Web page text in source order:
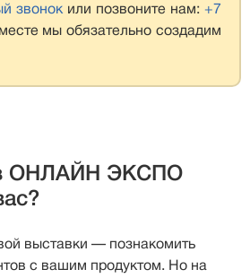
звонокили позвоните нам: +7
мы обязательно создадим
ОНЛАЙН ЭКСПО
выставки — познакомить
с вашим продуктом. Но на